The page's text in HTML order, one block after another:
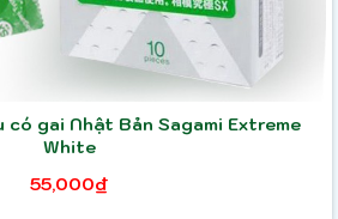
có gai Nhật Bản Sagami Extreme
White
55,000₫